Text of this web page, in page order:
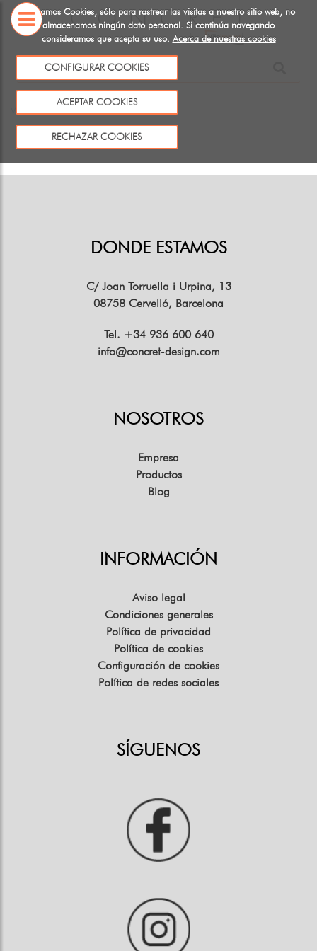
Utilizamos Cookies, sólo para rastrear las visitas a nuestro sitio web, no
almacenamos ningún dato personal. Si continúa navegando
consideramos que acepta su uso. Acerca de nuestras cookies
CONFIGURAR COOKIES
ACEPTAR COOKIES
RECHAZAR COOKIES
SOBRE
Este producto no existe o no está a la venta
Volver
DONDE ESTAMOS
C/ Joan Torruella i Urpina, 13
08758 Cervelló, Barcelona
Tel. +34 936 600 640
info@concret-design.com
NOSOTROS
Empresa
Productos
Blog
INFORMACIÓN
Aviso legal
Condiciones generales
Política de privacidad
Política de cookies
Configuración de cookies
Política de redes sociales
SÍGUENOS